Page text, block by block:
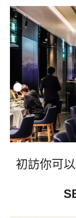
初訪你可